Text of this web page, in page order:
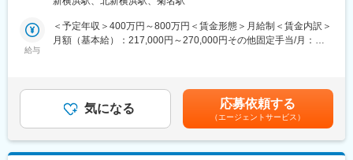
・顧客の業務効率を高めるシステム提案（BtoB営業）
・システムの操作説明、サポート、新規システムの導入提案
・顧客からの依頼・要望等のヒアリング
案営業を行います。
会社の方針として「サポートなくして販売なし」を掲げており、
営業がアフターフォローまで深く関与します。
給与
＜予定年収＞400万円～800万円＜賃金形態＞月給制＜賃金内訳＞
月額（基本給）：217,000円～270,000円その他固定手当/月：
業手当＞有＜給与補足＞※上記年収条件はあくまで目安であり、ス
キルによってはこれ以上に上がる可能性があります。■昇給：1ヶ
月あたり5,000円／月（過去実績）■賞与：年3回、60万円～450万
円（過去実績）賃金はあくまでも目安の金額であり、選考を通じ
て上下する可能性があります。月給(月額)は固定手当を含めた表記
気になる 応募依頼する
（エージェントサービス）